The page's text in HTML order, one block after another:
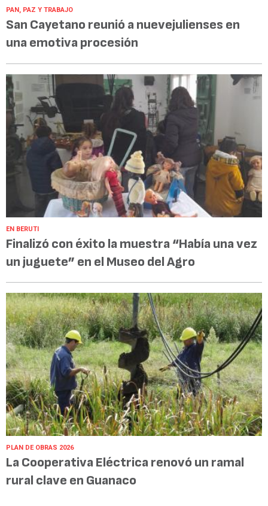
PAN, PAZ Y TRABAJO
San Cayetano reunió a nuevejulienses en
una emotiva procesión
EN BERUTI
Finalizó con éxito la muestra “Había una vez
un juguete” en el Museo del Agro
PLAN DE OBRAS 2026
La Cooperativa Eléctrica renovó un ramal
rural clave en Guanaco